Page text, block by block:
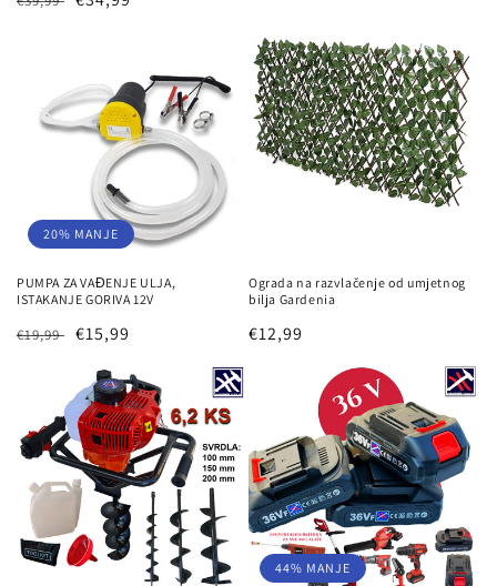
20% MANJE
PUMPA ZA VAĐENJE ULJA,
ISTAKANJE GORIVA 12V
Redovna
€19,99 Prodajna
€15,99
Ograda na razvlačenje od umjetnog
bilja Gardenia
Redovna
€12,99
44% MANJE